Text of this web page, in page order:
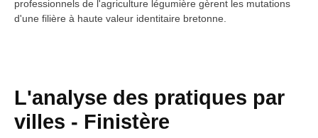
professionnels de l'agriculture légumière gèrent les mutations
d'une filière à haute valeur identitaire bretonne.
L'analyse des pratiques par
villes - Finistère